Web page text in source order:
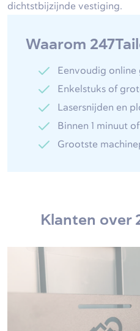
dichtstbijzijnde vestiging.
Waarom
Eenvoudig online
Enkelstuks of
Lasersnijden en
Binnen 1 minuut
Grootste
Klanten over